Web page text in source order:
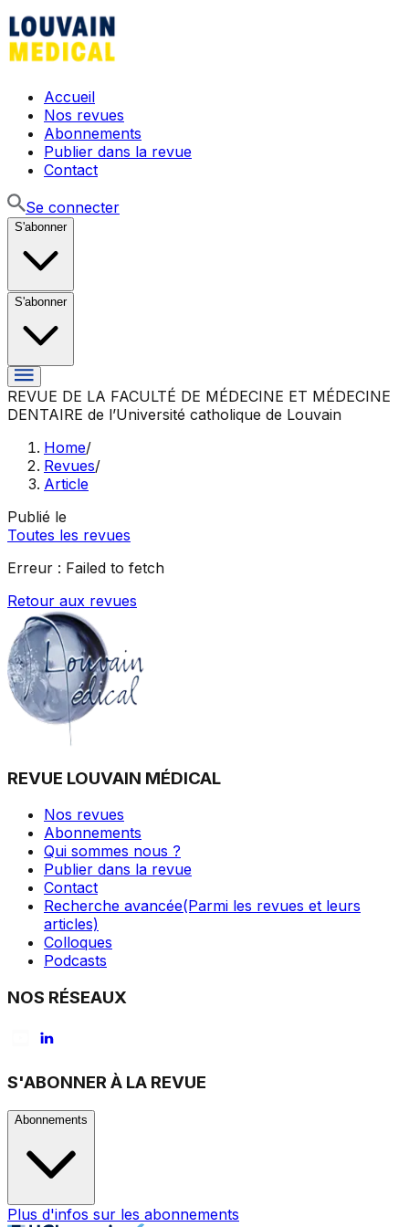
Accueil
Nos revues
Abonnements
Publier dans la revue
Contact
Se connecter
S'abonner
S'abonner
REVUE DE LA FACULTÉ DE MÉDECINE ET MÉDECINE
DENTAIRE de l’Université catholique de Louvain
Home/
Revues/
Article
Publié le
Toutes les revues
Erreur : Failed to fetch
Retour aux revues
REVUE LOUVAIN MÉDICAL
Nos revues
Abonnements
Qui sommes nous ?
Publier dans la revue
Contact
Recherche avancée(Parmi les revues et leurs
articles)
Colloques
Podcasts
NOS RÉSEAUX
S'ABONNER À LA REVUE
Abonnements
Plus d'infos sur les abonnements